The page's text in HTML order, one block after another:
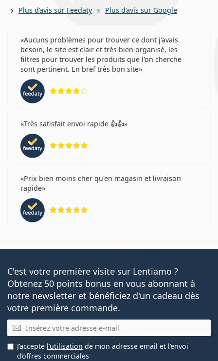
Plus d’avis sur Feedaty Plus d’avis sur Google
Aucuns problèmes pour trouver ce dont j'avais
besoin, le site est clair et très bien organisé, les
filtres pour trouver les produits que l'on cherche
sont pertinent. En bref très bon site
Très satisfait envoi rapide 👍👍
Prix bien moins cher qu'en magasin et livraison
rapide
C'est votre première visite sur Lentiamo ?
Obtenez 50 points bonus en vous abonnant à
notre newsletter et bénéficiez d'un cadeau dès
votre première commande.
E-mail
J’accepte l’utilisation de mon adresse email et l’envoi
d’offres commerciales